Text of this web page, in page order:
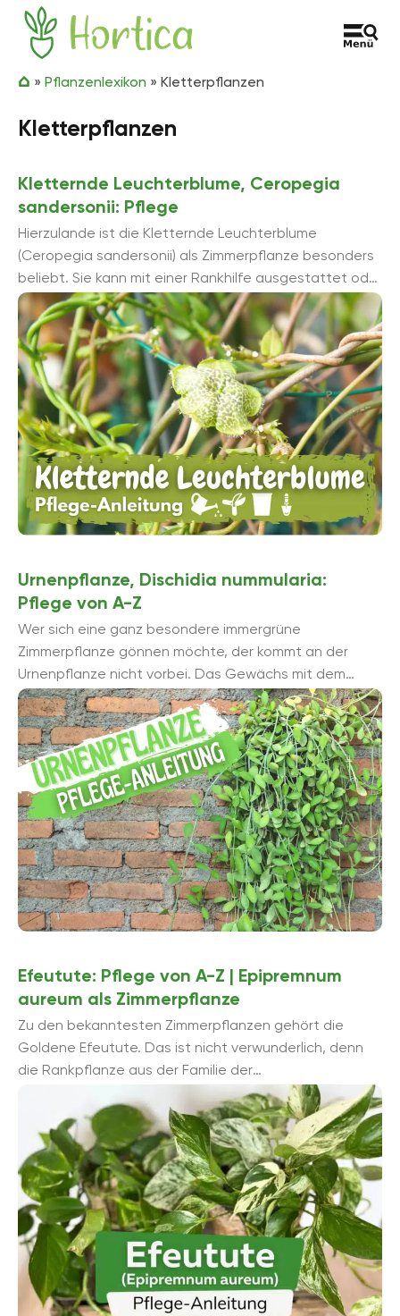
Zum Inhalt springen
Hortica
» Pflanzenlexikon » Kletterpflanzen
Kletterpflanzen
Kletternde Leuchterblume, Ceropegia
sandersonii: Pflege
Hierzulande ist die Kletternde Leuchterblume
(Ceropegia sandersonii) als Zimmerpflanze besonders
beliebt. Sie kann mit einer Rankhilfe ausgestattet oder
hängend in einer Ampel kultiviert werden. Werden der
passende Standort sowie ...
Urnenpflanze, Dischidia nummularia:
Pflege von A-Z
Wer sich eine ganz besondere immergrüne
Zimmerpflanze gönnen möchte, der kommt an der
Urnenpflanze nicht vorbei. Das Gewächs mit dem
ungewöhnlichen Namen kommt ursprünglich ...
Efeutute: Pflege von A-Z | Epipremnum
aureum als Zimmerpflanze
Zu den bekanntesten Zimmerpflanzen gehört die
Goldene Efeutute. Das ist nicht verwunderlich, denn
die Rankpflanze aus der Familie der
Aronstabgewächse gilt nicht nur als besonders
pflegeleicht, sie zä...